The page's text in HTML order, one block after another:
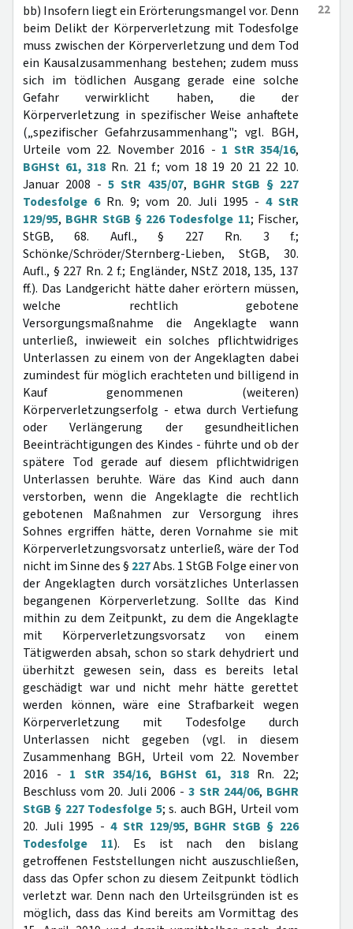
22
bb) Insofern liegt ein Erörterungsmangel vor. Denn
beim Delikt der Körperverletzung mit Todesfolge
muss zwischen der Körperverletzung und dem Tod
ein Kausalzusammenhang bestehen; zudem muss
sich im tödlichen Ausgang gerade eine solche
Gefahr verwirklicht haben, die der
Körperverletzung in spezifischer Weise anhaftete
(„spezifischer Gefahrzusammenhang"; vgl. BGH,
Urteile vom 22. November 2016 - 1 StR 354/16,
BGHSt 61, 318 Rn. 21 f.; vom 18 19 20 21 22 10.
Januar 2008 -5 StR 435/07, BGHR StGB § 227
Todesfolge 6Rn. 9; vom 20. Juli 1995 - 4 StR
129/95, BGHR StGB § 226 Todesfolge 11; Fischer,
StGB, 68. Aufl., § 227 Rn. 3 f.;
Schönke/Schröder/Sternberg-Lieben, StGB, 30.
Aufl., § 227 Rn. 2 f.; Engländer, NStZ 2018, 135, 137
ff.). Das Landgericht hätte daher erörtern müssen,
welche rechtlich gebotene
Versorgungsmaßnahme die Angeklagte wann
unterließ, inwieweit ein solches pflichtwidriges
Unterlassen zu einem von der Angeklagten dabei
zumindest für möglich erachteten und billigend in
Kauf genommenen (weiteren)
Körperverletzungserfolg - etwa durch Vertiefung
oder Verlängerung der gesundheitlichen
Beeinträchtigungen des Kindes - führte und ob der
spätere Tod gerade auf diesem pflichtwidrigen
Unterlassen beruhte. Wäre das Kind auch dann
verstorben, wenn die Angeklagte die rechtlich
gebotenen Maßnahmen zur Versorgung ihres
Sohnes ergriffen hätte, deren Vornahme sie mit
Körperverletzungsvorsatz unterließ, wäre der Tod
nicht im Sinne des § 227Abs. 1 StGB Folge einer von
der Angeklagten durch vorsätzliches Unterlassen
begangenen Körperverletzung. Sollte das Kind
mithin zu dem Zeitpunkt, zu dem die Angeklagte
mit Körperverletzungsvorsatz von einem
Tätigwerden absah, schon so stark dehydriert und
überhitzt gewesen sein, dass es bereits letal
geschädigt war und nicht mehr hätte gerettet
werden können, wäre eine Strafbarkeit wegen
Körperverletzung mit Todesfolge durch
Unterlassen nicht gegeben (vgl. in diesem
Zusammenhang BGH, Urteil vom 22. November
2016 - 1 StR 354/16, BGHSt 61, 318Rn. 22;
Beschluss vom 20. Juli 2006 -3 StR 244/06, BGHR
StGB § 227 Todesfolge 5; s. auch BGH, Urteil vom
20. Juli 1995 -4 StR 129/95, BGHR StGB § 226
Todesfolge 11). Es ist nach den bislang
getroffenen Feststellungen nicht auszuschließen,
dass das Opfer schon zu diesem Zeitpunkt tödlich
verletzt war. Denn nach den Urteilsgründen ist es
möglich, dass das Kind bereits am Vormittag des